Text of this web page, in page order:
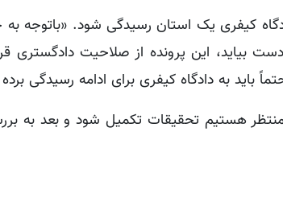
کیفری یک استان رسیدگی شود. «باتوجه
دست بیاید، این پرونده از صلاحیت
باید به دادگاه کیفری برای ادامه رسیدگی
منتظر هستیم تحقیقات تکمیل شود و بعد به